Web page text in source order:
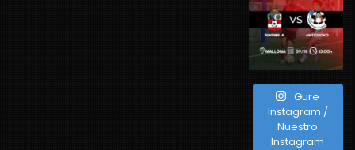
Gure
Instagram /
Nuestro
Instagram